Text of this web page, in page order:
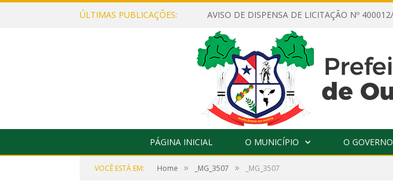
ÚLTIMAS PUBLICAÇÕES:
PÁGINA INICIAL O MUNICÍPIO O GOVERNO
VOCÊ ESTÁ EM: Home » _MG_3507 » _MG_3507